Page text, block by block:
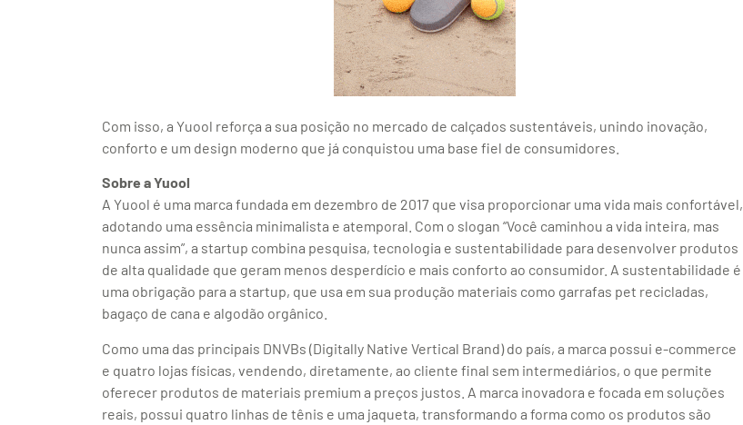
Com isso, a Yuool reforça a sua posição no mercado de calçados sustentáveis, unindo inovação,
conforto e um design moderno que já conquistou uma base fiel de consumidores.
Sobre a Yuool
A Yuool é uma marca fundada em dezembro de 2017 que visa proporcionar uma vida mais confortável,
adotando uma essência minimalista e atemporal. Com o slogan “Você caminhou a vida inteira, mas
nunca assim”, a startup combina pesquisa, tecnologia e sustentabilidade para desenvolver produtos
de alta qualidade que geram menos desperdício e mais conforto ao consumidor. A sustentabilidade é
uma obrigação para a startup, que usa em sua produção materiais como garrafas pet recicladas,
bagaço de cana e algodão orgânico.
Como uma das principais DNVBs (Digitally Native Vertical Brand) do país, a marca possui e-commerce
e quatro lojas físicas, vendendo, diretamente, ao cliente final sem intermediários, o que permite
oferecer produtos de materiais premium a preços justos. A marca inovadora e focada em soluções
reais, possui quatro linhas de tênis e uma jaqueta, transformando a forma como os produtos são